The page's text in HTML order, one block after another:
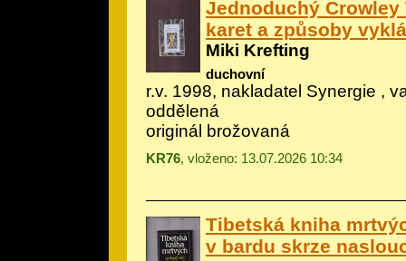
Jednoduchý Crowley
karet a způsoby
Miki Krefting
duchovní
r.v. 1998, nakladatel Synergie ,
oddělená
originál brožovaná
KR76, vloženo: 13.07.2026 10:34
Tibetská kniha
v bardu skrze